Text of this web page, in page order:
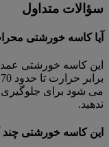
سؤالات متداول
آیا کاسه خورشتی
این کاسه خورشتی
می شود برای جلوگیری
ندهید.
این کاسه خورشتی